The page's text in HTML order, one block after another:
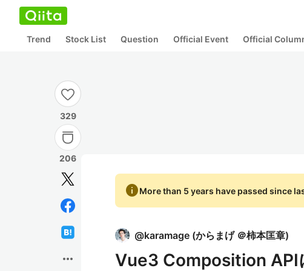
Trend Stock List Question Official Event Official
329
206
more_horiz
infoMore than 5 years have passed since
@karamage (からまげ ＠柿本匡章)
Vue3 Composition